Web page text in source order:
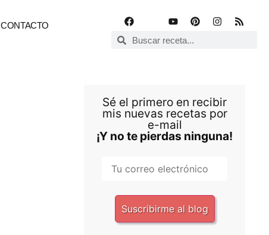
CONTACTO
Sé el primero en recibir
mis nuevas recetas por
e-mail
¡Y no te pierdas ninguna!